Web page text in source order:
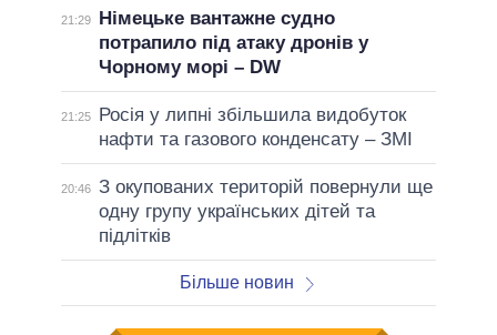
21:29
Німецьке вантажне судно
потрапило під атаку дронів у
Чорному морі – DW
21:25
Росія у липні збільшила видобуток
нафти та газового конденсату – ЗМІ
20:46 З окупованих територій повернули ще
одну групу українських дітей та
підлітків
Більше новин